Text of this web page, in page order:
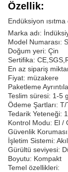
Özellik:
Endüksiyon
Marka adı:
Model Numarası:
Doğum yeri: Çin
Sertifika:
En az sipariş
Fiyat: müzakere
Paketleme
Teslim süresi: 1-5
Ödeme Şartları: T/
Tedarik Yeteneği:
Kontrol Modu: El /
Güvenlik
İşletim Sistemi:
Gürültü seviyesi:
Boyutu: Kompakt
Temel özellikleri: